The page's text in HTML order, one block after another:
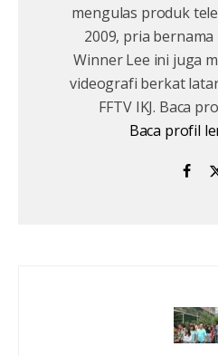
mengulas produk
2009, pria
Winner Lee ini juga
videografi berkat
FFTV IKJ. Baca
Baca profil